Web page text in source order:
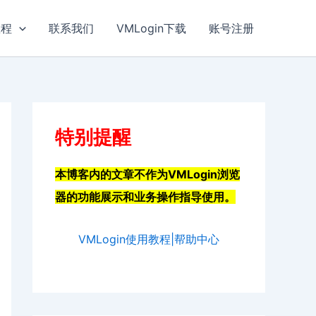
联系我们 VMLogin下载 账号注册
特别提醒
本博客内的文章不作为VMLogin浏览
器的功能展示和业务操作指导使用。
VMLogin使用教程|帮助中心